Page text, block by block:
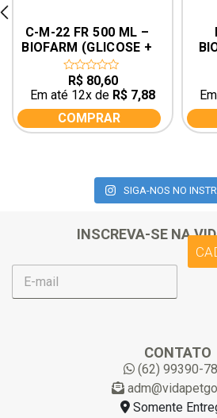
C-M-22 FR 500 ML –
BIOFARM (GLICOSE +
CAFEÍNA + B12)
out
of
5
R$80,60
Em até 12x de R$ 7,88
COMPRAR
SIGA-NOS NO
INSCREVA-SE NA
E
m
CONTATO
(62) 99390-
Somente